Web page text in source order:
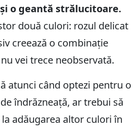
și o geantă strălucitoare.
două culori: rozul delicat
creează o combinație
vei trece neobservată.
atunci când optezi pentru o
îndrăzneață, ar trebui să
adăugarea altor culori în